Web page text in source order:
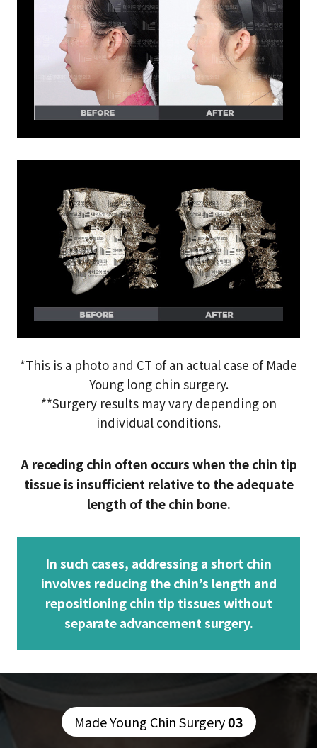
*This is a photo and CT of an actual case of Made
Young long chin surgery.
**Surgery results may vary depending on
individual conditions.
A receding chin often occurs when the chin tip
tissue is insufficient relative to the adequate
length of the chin bone.
In such cases, addressing a short chin
involves reducing the chin’s length and
repositioning chin tip tissues without
separate advancement surgery.
Made Young Chin Surgery03